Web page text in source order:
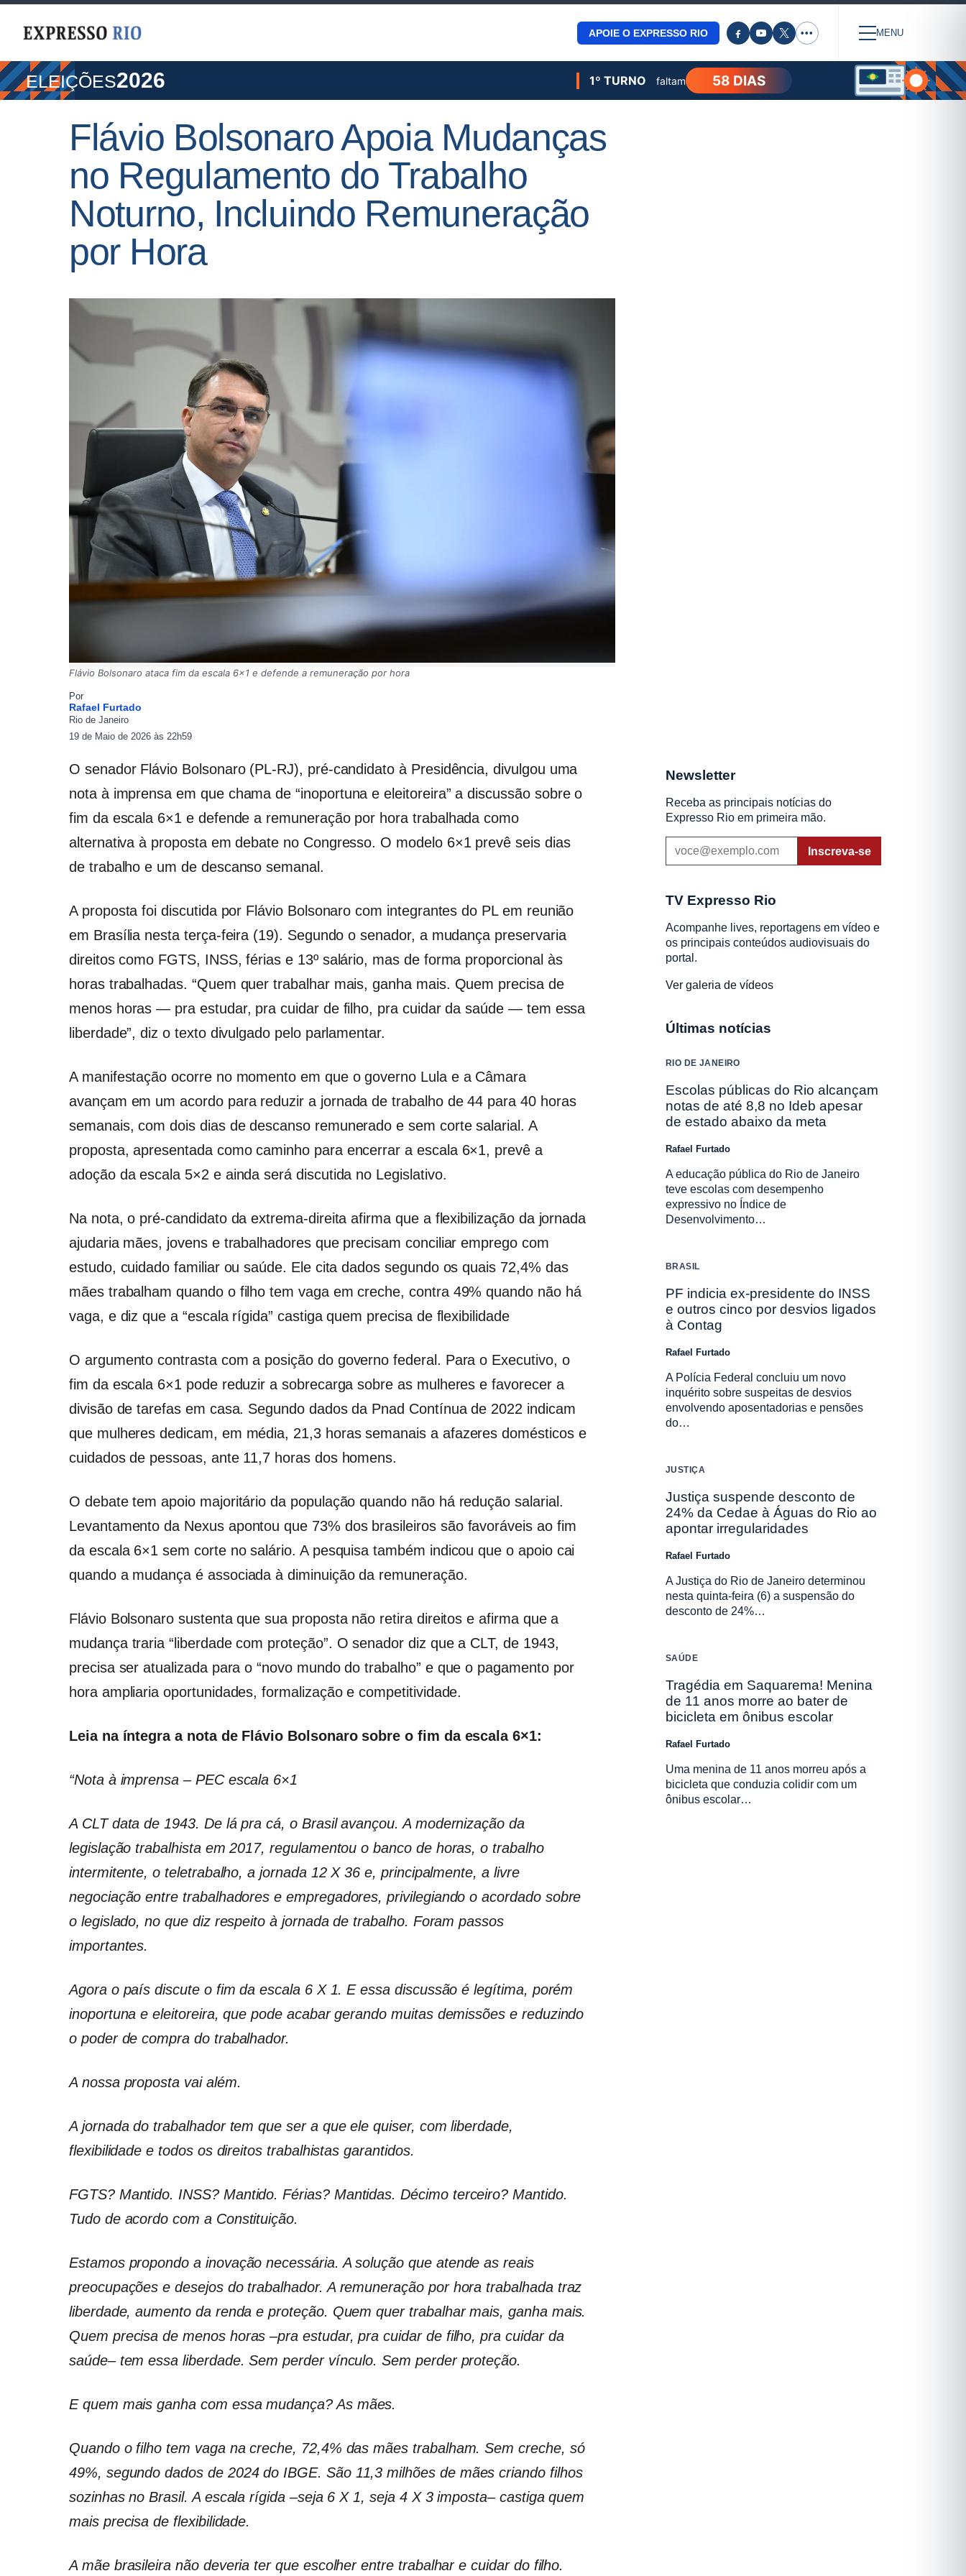
APOIE O EXPRESSO RIO ••• MENU
ELEIÇÕES2026 1º TURNO faltam 58 DIAS
Flávio Bolsonaro Apoia Mudanças
no Regulamento do Trabalho
Noturno, Incluindo Remuneração
por Hora
Flávio Bolsonaro ataca fim da escala 6×1 e defende a remuneração por hora
Por
Rafael Furtado
Rio de Janeiro
19 de Maio de 2026 às 22h59
O senador Flávio Bolsonaro (PL-RJ), pré-candidato à Presidência, divulgou uma
nota à imprensa em que chama de “inoportuna e eleitoreira” a discussão sobre o
fim da escala 6×1 e defende a remuneração por hora trabalhada como
alternativa à proposta em debate no Congresso. O modelo 6×1 prevê seis dias
de trabalho e um de descanso semanal.
A proposta foi discutida por Flávio Bolsonaro com integrantes do PL em reunião
em Brasília nesta terça-feira (19). Segundo o senador, a mudança preservaria
direitos como FGTS, INSS, férias e 13º salário, mas de forma proporcional às
horas trabalhadas. “Quem quer trabalhar mais, ganha mais. Quem precisa de
menos horas — pra estudar, pra cuidar de filho, pra cuidar da saúde — tem essa
liberdade”, diz o texto divulgado pelo parlamentar.
A manifestação ocorre no momento em que o governo Lula e a Câmara
avançam em um acordo para reduzir a jornada de trabalho de 44 para 40 horas
semanais, com dois dias de descanso remunerado e sem corte salarial. A
proposta, apresentada como caminho para encerrar a escala 6×1, prevê a
adoção da escala 5×2 e ainda será discutida no Legislativo.
Na nota, o pré-candidato da extrema-direita afirma que a flexibilização da jornada
ajudaria mães, jovens e trabalhadores que precisam conciliar emprego com
estudo, cuidado familiar ou saúde. Ele cita dados segundo os quais 72,4% das
mães trabalham quando o filho tem vaga em creche, contra 49% quando não há
vaga, e diz que a “escala rígida” castiga quem precisa de flexibilidade
O argumento contrasta com a posição do governo federal. Para o Executivo, o
fim da escala 6×1 pode reduzir a sobrecarga sobre as mulheres e favorecer a
divisão de tarefas em casa. Segundo dados da Pnad Contínua de 2022 indicam
que mulheres dedicam, em média, 21,3 horas semanais a afazeres domésticos e
cuidados de pessoas, ante 11,7 horas dos homens.
O debate tem apoio majoritário da população quando não há redução salarial.
Levantamento da Nexus apontou que 73% dos brasileiros são favoráveis ao fim
da escala 6×1 sem corte no salário. A pesquisa também indicou que o apoio cai
quando a mudança é associada à diminuição da remuneração.
Flávio Bolsonaro sustenta que sua proposta não retira direitos e afirma que a
mudança traria “liberdade com proteção”. O senador diz que a CLT, de 1943,
precisa ser atualizada para o “novo mundo do trabalho” e que o pagamento por
hora ampliaria oportunidades, formalização e competitividade.
Leia na íntegra a nota de Flávio Bolsonaro sobre o fim da escala 6×1:
“Nota à imprensa – PEC escala 6×1
A CLT data de 1943. De lá pra cá, o Brasil avançou. A modernização da
legislação trabalhista em 2017, regulamentou o banco de horas, o trabalho
intermitente, o teletrabalho, a jornada 12 X 36 e, principalmente, a livre
negociação entre trabalhadores e empregadores, privilegiando o acordado sobre
o legislado, no que diz respeito à jornada de trabalho. Foram passos
importantes.
Agora o país discute o fim da escala 6 X 1. E essa discussão é legítima, porém
inoportuna e eleitoreira, que pode acabar gerando muitas demissões e reduzindo
o poder de compra do trabalhador.
A nossa proposta vai além.
A jornada do trabalhador tem que ser a que ele quiser, com liberdade,
flexibilidade e todos os direitos trabalhistas garantidos.
FGTS? Mantido. INSS? Mantido. Férias? Mantidas. Décimo terceiro? Mantido.
Tudo de acordo com a Constituição.
Estamos propondo a inovação necessária. A solução que atende as reais
preocupações e desejos do trabalhador. A remuneração por hora trabalhada traz
liberdade, aumento da renda e proteção. Quem quer trabalhar mais, ganha mais.
Quem precisa de menos horas –pra estudar, pra cuidar de filho, pra cuidar da
saúde– tem essa liberdade. Sem perder vínculo. Sem perder proteção.
E quem mais ganha com essa mudança? As mães.
Quando o filho tem vaga na creche, 72,4% das mães trabalham. Sem creche, só
49%, segundo dados de 2024 do IBGE. São 11,3 milhões de mães criando filhos
sozinhas no Brasil. A escala rígida –seja 6 X 1, seja 4 X 3 imposta– castiga quem
mais precisa de flexibilidade.
A mãe brasileira não deveria ter que escolher entre trabalhar e cuidar do filho.
Newsletter
Receba as principais notícias do
Expresso Rio em primeira mão.
Inscreva-se
TV Expresso Rio
Acompanhe lives, reportagens em vídeo e
os principais conteúdos audiovisuais do
portal.
Ver galeria de vídeos
Últimas notícias
RIO DE JANEIRO
Escolas públicas do Rio alcançam
notas de até 8,8 no Ideb apesar
de estado abaixo da meta
Rafael Furtado
A educação pública do Rio de Janeiro
teve escolas com desempenho
expressivo no Índice de
Desenvolvimento…
BRASIL
PF indicia ex-presidente do INSS
e outros cinco por desvios ligados
à Contag
Rafael Furtado
A Polícia Federal concluiu um novo
inquérito sobre suspeitas de desvios
envolvendo aposentadorias e pensões
do…
JUSTIÇA
Justiça suspende desconto de
24% da Cedae à Águas do Rio ao
apontar irregularidades
Rafael Furtado
A Justiça do Rio de Janeiro determinou
nesta quinta-feira (6) a suspensão do
desconto de 24%…
SAÚDE
Tragédia em Saquarema! Menina
de 11 anos morre ao bater de
bicicleta em ônibus escolar
Rafael Furtado
Uma menina de 11 anos morreu após a
bicicleta que conduzia colidir com um
ônibus escolar…